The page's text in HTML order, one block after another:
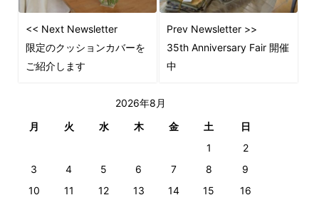
<< Next Newsletter
限定のクッションカバーを
ご紹介します
Prev Newsletter >>
35th Anniversary Fair 開催
中
2026年8月
月
火 水 木 金 土 日
1
2
3
4 5 6 7 8
9
10
11 12 13 14 15
16